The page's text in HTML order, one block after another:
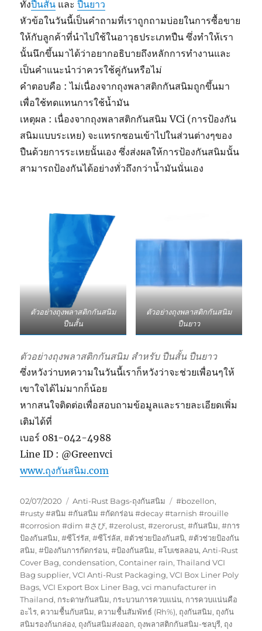
ทั้งปืนสั้น และปืนยาว
หัวข้อในวันนี้เป็นคำถามที่เราถูกถามบ่อยในการซื้อขาย
ให้กับลูกค้าที่นำไปใช้ในอาวุธประเภทปืน ซึ่งทำให้เรา
นั้นนึกขึ้นมาได้ว่าอยากอธิบายถึงหลักการทำงานและ
เป็นคำแนะนำว่าควรใช้คู่กันหรือไม่
คำตอบคือ : ไม่เนื่องจากถุงพลาสติกกันสนิมถูกขึ้นมา
เพื่อใช้ทดแทนการใช้น้ำมัน
เหตุผล : เนื่องจากถุงพลาสติกกันสนิม VCi (การป้องกัน
สนิมแบบระเหย) จะแทรกซอนเข้าไปในส่วนต่างๆของ
ปืนด้วยการระเหยนั้นเอง ซึ่งส่งผลให้การป้องกันสนิมนั้น
สามารถป้องกันได้อย่างทั่วถึงกว่าน้ำมันนั่นเอง
ตัวอย่างถุงพลาสติกกันสนิม
ปืนสั้น
ตัวอย่างถุงพลาสติกกันสนิม
ปืนยาว
ตัวอย่างถุงพลาสติกกันสนิม สำหรับ ปืนสั้น ปืนยาว
ซึ่งหวังว่าบทความในวันนี้เราก็หวังว่าจะช่วยเพื่อนๆให้
เขาใจได้ไม่มากก็น้อย
หากสนใจติดต่อเพื่อสอบถามข้อมูลและรายละเอียดเพิ่ม
เติมได้ที่
เบอร์ 081-042-4988
Line ID : @Greenvci
www.ถุงกันสนิม.com
Posted
on
02/07/2020 Categories
Anti-Rust Bags-ถุงกันสนิม Tags
#bozellon,
#rusty #สนิม #กันสนิม #กัดกร่อน #decay #tarnish #rouille
#corrosion #dim #さび,#zerolust,#zerorust,#กันสนิม,#การ
ป้องกันสนิม,#ซีโร่รัส,#ซีโร่ลัส,#ตัวช่วยป้องกันสนิ,#ตัวช่วยป้องกัน
สนิม,#ป้องกันการกัดกร่อน,#ป้องกันสนิม,#โบเซลลอน,Anti-Rust
Cover Bag,condensation,Container rain,Thailand VCI
Bag supplier,VCI Anti-Rust Packaging,VCI Box Liner Poly
Bags,VCI Export Box Liner Bag,vci manufacturer in
Thailand, กระดาษกันสนิม, กระบวนการควบแน่น, การควบแน่นคือ
อะไร, ความชื้นกับสนิม, ความชื้นสัมพัทธ์ (Rh%), ถุงกันสนิม, ถุงกัน
สนิมรองก้นกล่อง, ถุงกันสนิมส่งออก, ถุงพลาสติกกันสนิม-ชลบุรี, ถุง